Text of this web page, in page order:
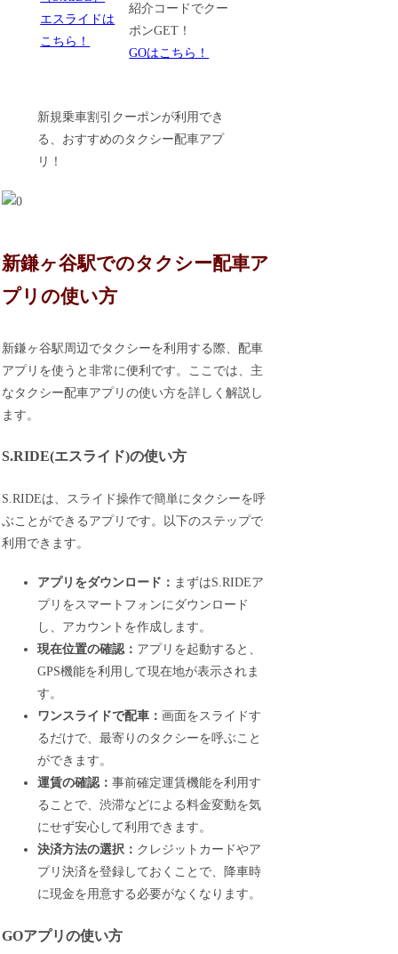
エスライドは
こちら！
紹介コードでクー
ポンGET！
GOはこちら！
新規乗車割引クーポンが利用でき
る、おすすめのタクシー配車アプ
リ！
新鎌ヶ谷駅でのタクシー配車ア
プリの使い方
新鎌ヶ谷駅周辺でタクシーを利用する際、配車
アプリを使うと非常に便利です。ここでは、主
なタクシー配車アプリの使い方を詳しく解説し
ます。
S.RIDE(エスライド)の使い方
S.RIDEは、スライド操作で簡単にタクシーを呼
ぶことができるアプリです。以下のステップで
利用できます。
アプリをダウンロード： まずはS.RIDEア
プリをスマートフォンにダウンロード
し、アカウントを作成します。
現在位置の確認： アプリを起動すると、
GPS機能を利用して現在地が表示されま
す。
ワンスライドで配車： 画面をスライドす
るだけで、最寄りのタクシーを呼ぶこと
ができます。
運賃の確認：事前確定運賃機能を利用す
ることで、渋滞などによる料金変動を気
にせず安心して利用できます。
決済方法の選択： クレジットカードやア
プリ決済を登録しておくことで、降車時
に現金を用意する必要がなくなります。
GOアプリの使い方